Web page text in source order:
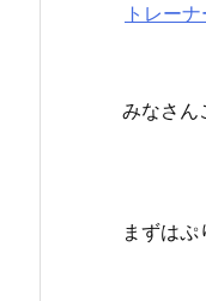
トレー
みなさん
まずはぷ